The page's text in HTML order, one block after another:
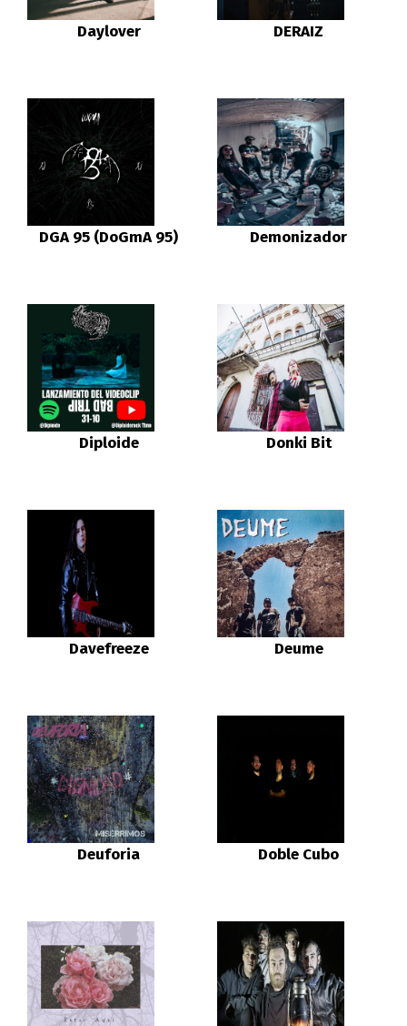
Daylover DERAIZ
DGA 95 (DoGmA 95) Demonizador
Diploide Donki Bit
Davefreeze Deume
Deuforia Doble Cubo